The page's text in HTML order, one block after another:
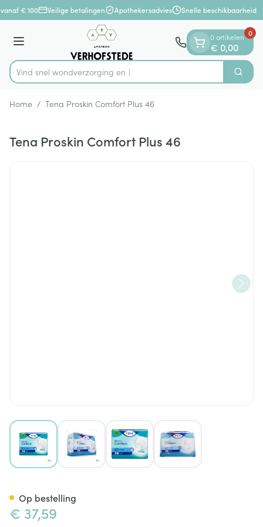
Ga naar de inhoud
1 van 1
€ 100 Veilige betalingen Apothekersadvies Snelle beschikbaarheid
Menu
Product, merk, categorie...
Vind snel wondverzo Zoek
0 artikelen
€ 0,00
0
Home / Tena Proskin Comfort Plus 46
Tena Proskin Comfort Plus 46
View larger imageView larger imageView larger image
€ 37,59
Op bestelling